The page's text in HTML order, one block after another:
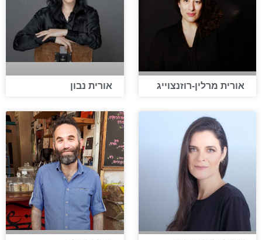
אורית מרלין-רוזנצוייג אורית נבון